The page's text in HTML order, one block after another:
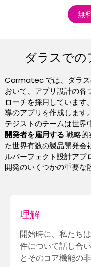
無
ダラスでの
Carmatec では、ダラス
おいて、アプリ設計の各
ローチを採用しています
導のアプリを作成します
テジストのチームは世界
開発者を雇用する 戦略的
た世界有数の製品開発会
ルパーフェクト設計アプ
開発のいくつかの重要な
理解
開始時に、私たち
件について話し合
とそのコア機能の